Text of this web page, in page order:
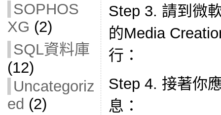
SOPHOS
XG (2)
SQL資料庫
(12)
Uncategoriz
ed (2)
Step 3. 請到微
的Media
行：
Step 4. 接著你
息：